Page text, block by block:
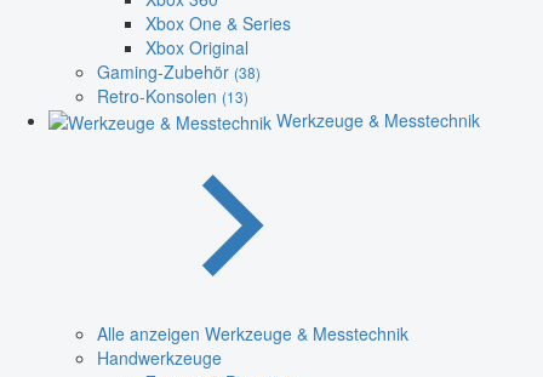
Xbox One & Series
Xbox Original
Gaming-Zubehör (38)
Retro-Konsolen (13)
Werkzeuge & Messtechnik
Alle anzeigen Werkzeuge & Messtechnik
Handwerkzeuge